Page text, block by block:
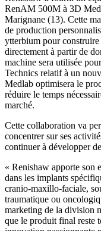
RenAM 500M à 3D
Marignane (13). Cette
de production
ytterbium pour construire
directement à partir de
machine sera utilisée
Technics relatif à un
Medlab optimisera le
réduire le temps
marché.
Cette collaboration va
concentrer sur ses
continuer à développer
« Renishaw apporte son
dans les implants
cranio-maxillo-faciale,
traumatique ou
marketing de la division
que le produit final reste